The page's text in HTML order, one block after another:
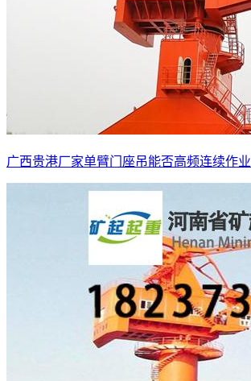
广西贵港厂家单臂门座吊能否高频连续作业